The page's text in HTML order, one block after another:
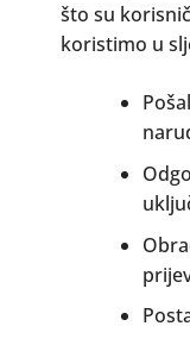
što su
koristimo u